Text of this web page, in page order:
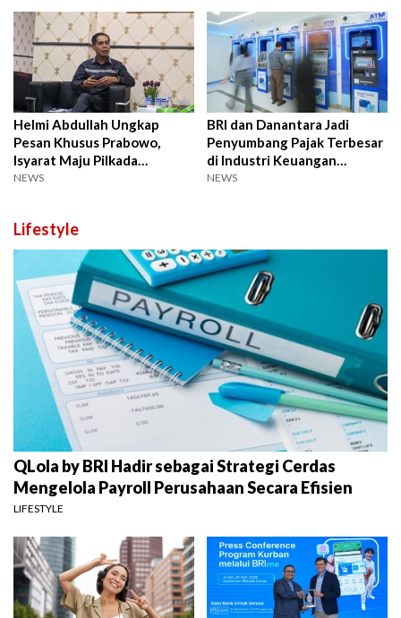
Helmi Abdullah Ungkap
Pesan Khusus Prabowo,
Isyarat Maju Pilkada
Samarinda?
NEWS
BRI dan Danantara Jadi
Penyumbang Pajak Terbesar
di Industri Keuangan
Indonesia
NEWS
Lifestyle
QLola by BRI Hadir sebagai Strategi Cerdas
Mengelola Payroll Perusahaan Secara Efisien
LIFESTYLE